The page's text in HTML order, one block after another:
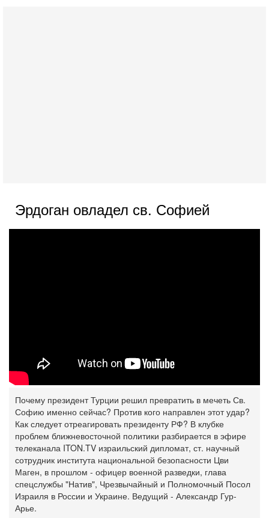
Эрдоган овладел св. Софией
Почему президент Турции решил превратить в мечеть Св.
Софию именно сейчас? Против кого направлен этот удар?
Как следует отреагировать президенту РФ? В клубке
проблем ближневосточной политики разбирается в эфире
телеканала ITON.TV израильский дипломат, ст. научный
сотрудник института национальной ‎безопасности ‎Цви
Маген, в прошлом - офицер военной разведки, глава
спецслужбы "Натив", ‎Чрезвычайный и ‎Полномочный Посол
Израиля в России и Украине.‎ Ведущий - Александр Гур-
Арье.